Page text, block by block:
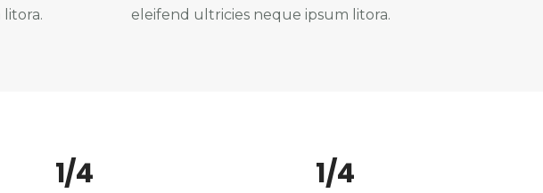
eleifend ultricies neque ipsum litora.
1/4 1/4